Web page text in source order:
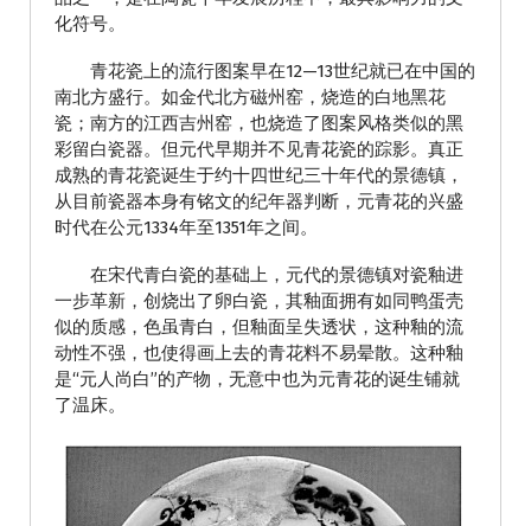
化符号。
青花瓷上的流行图案早在12—13世纪就已在中国的
南北方盛行。如金代北方磁州窑，烧造的白地黑花
瓷；南方的江西吉州窑，也烧造了图案风格类似的黑
彩留白瓷器。但元代早期并不见青花瓷的踪影。真正
成熟的青花瓷诞生于约十四世纪三十年代的景德镇，
从目前瓷器本身有铭文的纪年器判断，元青花的兴盛
时代在公元1334年至1351年之间。
在宋代青白瓷的基础上，元代的景德镇对瓷釉进
一步革新，创烧出了卵白瓷，其釉面拥有如同鸭蛋壳
似的质感，色虽青白，但釉面呈失透状，这种釉的流
动性不强，也使得画上去的青花料不易晕散。这种釉
是“元人尚白”的产物，无意中也为元青花的诞生铺就
了温床。